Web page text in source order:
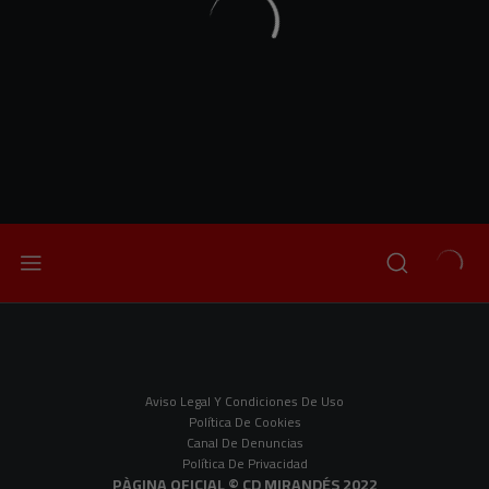
Aviso Legal Y Condiciones De Uso
Política De Cookies
Canal De Denuncias
Política De Privacidad